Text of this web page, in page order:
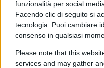
funzionalità per social
Facendo clic di seguito si
tecnologia. Puoi cambiare
consenso in qualsiasi
Please note that this
services and may gather
Questo conferma un
è solo un problema
controlli e